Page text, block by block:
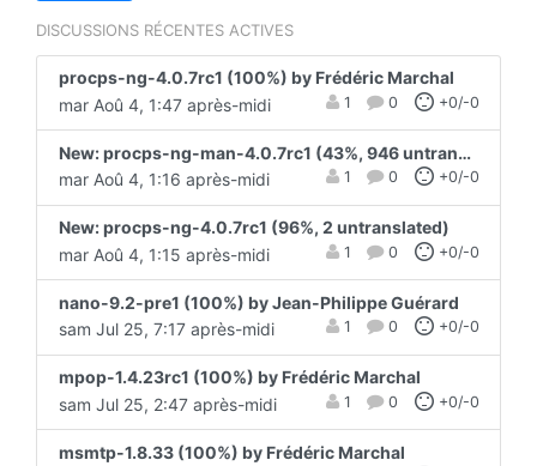
DISCUSSIONS RÉCENTES ACTIVES
procps-ng-4.0.7rc1 (100%) by Frédéric Marchal
mar Aoû 4, 1:47 après-midi
1 0 +0/-0
New: procps-ng-man-4.0.7rc1 (43%, 946 untranslated)
mar Aoû 4, 1:16 après-midi
1 0 +0/-0
New: procps-ng-4.0.7rc1 (96%, 2 untranslated)
mar Aoû 4, 1:15 après-midi
1 0 +0/-0
nano-9.2-pre1 (100%) by Jean-Philippe Guérard
sam Jul 25, 7:17 après-midi
1 0 +0/-0
mpop-1.4.23rc1 (100%) by Frédéric Marchal
sam Jul 25, 2:47 après-midi
1 0 +0/-0
msmtp-1.8.33 (100%) by Frédéric Marchal